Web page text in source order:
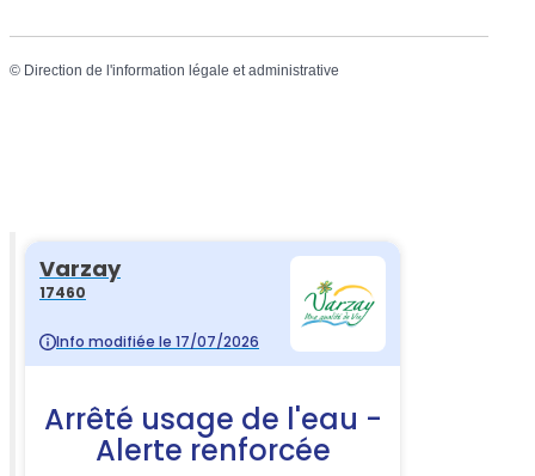
© Direction de l'information légale et administrative